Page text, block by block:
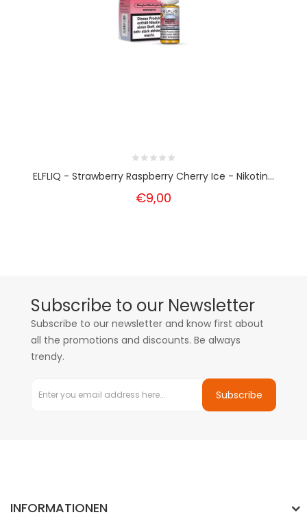
ELFLIQ - Strawberry Raspberry Cherry Ice - Nikotin...
€9,00
Subscribe to our Newsletter
Subscribe to our newsletter and know first about
all the promotions and discounts. Be always
trendy.
Subscribe
INFORMATIONEN